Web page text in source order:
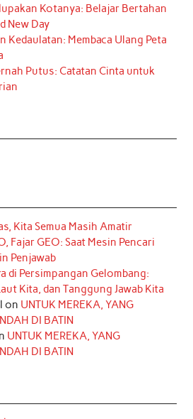
Kotanya: Belajar Bertahan
New Day
Kedaulatan: Membaca Ulang Peta
Putus: Catatan Cinta untuk
Kita Semua Masih Amatir
Fajar GEO: Saat Mesin Pencari
Penjawab
di Persimpangan Gelombang:
Kita, dan Tanggung Jawab Kita
on UNTUK MEREKA, YANG
DI BATIN
UNTUK MEREKA, YANG
DI BATIN